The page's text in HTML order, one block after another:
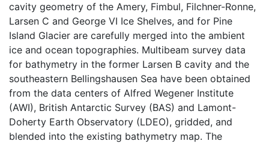
cavity geometry of the Amery, Fimbul, Filchner-Ronne,
Larsen C and George VI Ice Shelves, and for Pine
Island Glacier are carefully merged into the ambient
ice and ocean topographies. Multibeam survey data
for bathymetry in the former Larsen B cavity and the
southeastern Bellingshausen Sea have been obtained
from the data centers of Alfred Wegener Institute
(AWI), British Antarctic Survey (BAS) and Lamont-
Doherty Earth Observatory (LDEO), gridded, and
blended into the existing bathymetry map. The